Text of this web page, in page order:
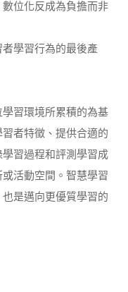
位化反成為負擔而非
學習行為的最後產
習環境所累積的為基
者特徵、提供合適的
習過程和評測學習成
活動空間。智慧學習
是邁向更優質學習的